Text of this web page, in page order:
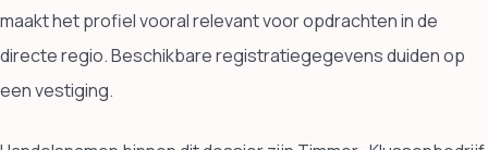
maakt het profiel vooral relevant voor opdrachten in de
directe regio. Beschikbare registratiegegevens duiden op
een vestiging.